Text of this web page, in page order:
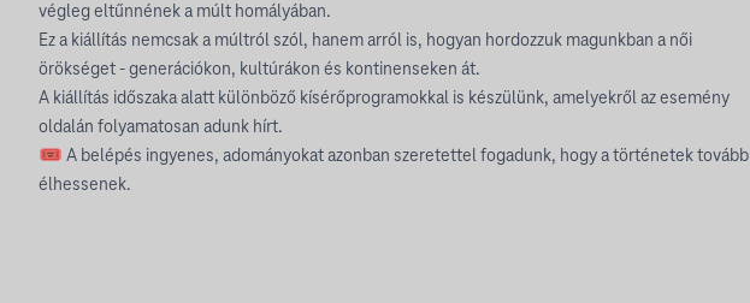
végleg eltűnnének a múlt homályában.
Ez a kiállítás nemcsak a múltról szól, hanem arról is, hogyan hordozzuk magunkban a női
örökséget - generációkon, kultúrákon és kontinenseken át.
A kiállítás időszaka alatt különböző kísérőprogramokkal is készülünk, amelyekről az esemény
oldalán folyamatosan adunk hírt.
🎟 A belépés ingyenes, adományokat azonban szeretettel fogadunk, hogy a történetek tovább
élhessenek.